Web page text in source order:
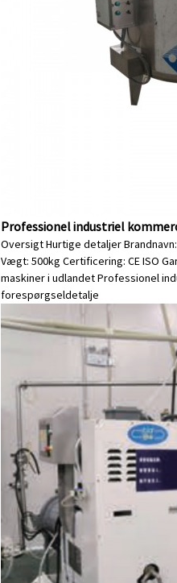
Professionel industriel
Oversigt Hurtige detaljer
Vægt: 500kg Certificering: CE ISO
maskiner i udlandet Professionel
forespørgseldetalje